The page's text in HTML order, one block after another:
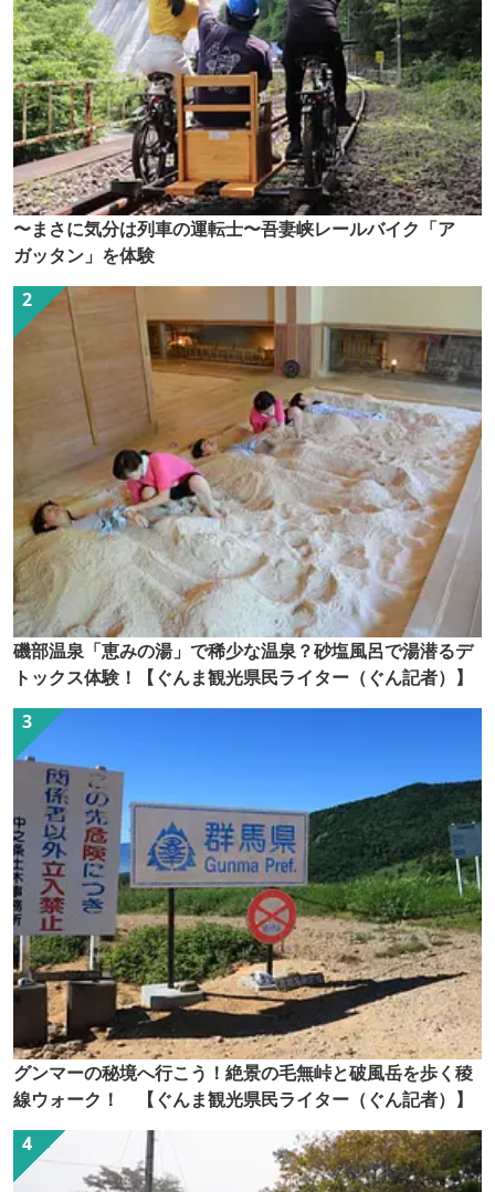
〜まさに気分は列車の運転士〜吾妻峡レールバイク「ア
ガッタン」を体験
磯部温泉「恵みの湯」で稀少な温泉？砂塩風呂で湯潜るデ
トックス体験！【ぐんま観光県民ライター（ぐん記者）】
グンマーの秘境へ行こう！絶景の毛無峠と破風岳を歩く稜
線ウォーク！ 【ぐんま観光県民ライター（ぐん記者）】